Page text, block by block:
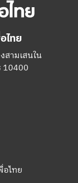
ไทย
สามเสนใน
10400
ไทย